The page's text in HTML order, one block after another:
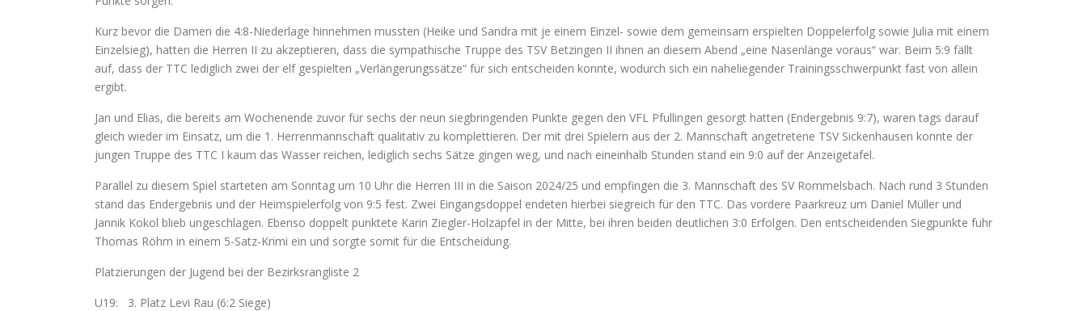
Kurz bevor die Damen die 4:8-Niederlage hinnehmen mussten (Heike und Sandra mit je einem Einzel- sowie dem gemeinsam erspielten Doppelerfolg sowie Julia mit einem
Einzelsieg), hatten die Herren II zu akzeptieren, dass die sympathische Truppe des TSV Betzingen II ihnen an diesem Abend „eine Nasenlänge voraus“ war. Beim 5:9 fällt
auf, dass der TTC lediglich zwei der elf gespielten „Verlängerungssätze“ für sich entscheiden konnte, wodurch sich ein naheliegender Trainingsschwerpunkt fast von allein
ergibt.
Jan und Elias, die bereits am Wochenende zuvor für sechs der neun siegbringenden Punkte gegen den VFL Pfullingen gesorgt hatten (Endergebnis 9:7), waren tags darauf
gleich wieder im Einsatz, um die 1. Herrenmannschaft qualitativ zu komplettieren. Der mit drei Spielern aus der 2. Mannschaft angetretene TSV Sickenhausen konnte der
jungen Truppe des TTC I kaum das Wasser reichen, lediglich sechs Sätze gingen weg, und nach eineinhalb Stunden stand ein 9:0 auf der Anzeigetafel.
Parallel zu diesem Spiel starteten am Sonntag um 10 Uhr die Herren III in die Saison 2024/25 und empfingen die 3. Mannschaft des SV Rommelsbach. Nach rund 3 Stunden
stand das Endergebnis und der Heimspielerfolg von 9:5 fest. Zwei Eingangsdoppel endeten hierbei siegreich für den TTC. Das vordere Paarkreuz um Daniel Müller und
Jannik Kokol blieb ungeschlagen. Ebenso doppelt punktete Karin Ziegler-Holzäpfel in der Mitte, bei ihren beiden deutlichen 3:0 Erfolgen. Den entscheidenden Siegpunkte fuhr
Thomas Röhm in einem 5-Satz-Krimi ein und sorgte somit für die Entscheidung.
Platzierungen der Jugend bei der Bezirksrangliste 2
U19: 3. Platz Levi Rau (6:2 Siege)